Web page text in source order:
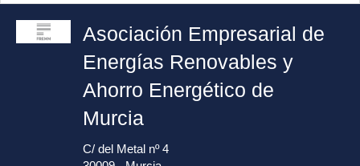
Asociación Empresarial de
Energías Renovables y
Ahorro Energético de
Murcia
C/ del Metal nº 4